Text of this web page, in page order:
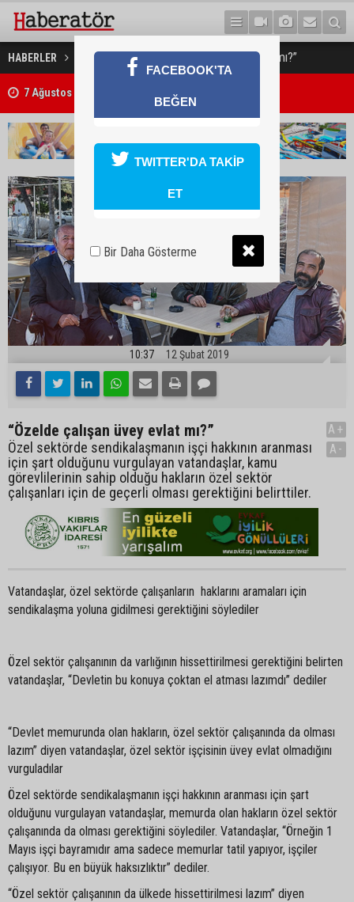
HABERLER RÖPORTAJ “Özelde çalışan üvey evlat mı?”
7 Ağustos 2026 Döviz Kurları
10:37 12 Şubat 2019
“Özelde çalışan üvey evlat mı?”
Özel sektörde sendikalaşmanın işçi hakkının aranması
için şart olduğunu vurgulayan vatandaşlar, kamu
görevlilerinin sahip olduğu hakların özel sektör
çalışanları için de geçerli olması gerektiğini belirttiler.
A+
A-
Vatandaşlar, özel sektörde çalışanların haklarını aramaları için
sendikalaşma yoluna gidilmesi gerektiğini söylediler
Özel sektör çalışanının da varlığının hissettirilmesi gerektiğini belirten
vatandaşlar, “Devletin bu konuya çoktan el atması lazımdı” dediler
“Devlet memurunda olan hakların, özel sektör çalışanında da olması
lazım” diyen vatandaşlar, özel sektör işçisinin üvey evlat olmadığını
vurguladılar
Özel sektörde sendikalaşmanın işçi hakkının aranması için şart
olduğunu vurgulayan vatandaşlar, memurda olan hakların özel sektör
çalışanında da olması gerektiğini söylediler. Vatandaşlar, “Örneğin 1
Mayıs işçi bayramıdır ama sadece memurlar tatil yapıyor, işçiler
çalışıyor. Bu en büyük haksızlıktır” dediler.
“Özel sektör çalışanının da ülkede hissettirilmesi lazım” diyen
FACEBOOK'TA
BEĞEN
TWITTER'DA TAKİP
ET
Bir Daha Gösterme